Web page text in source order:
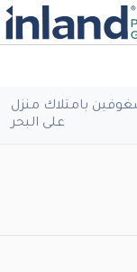
بامتلاك منزل
على البحر